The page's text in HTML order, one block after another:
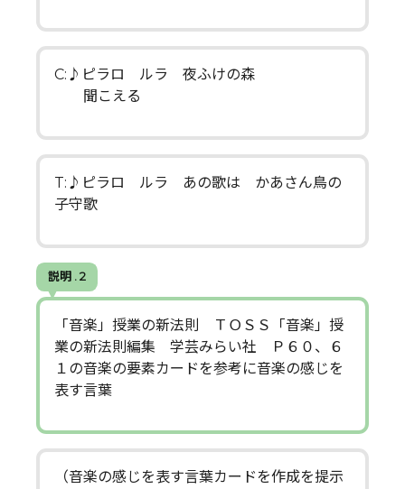
C:♪ピラロ ルラ 夜ふけの森
聞こえる
T:♪ピラロ ルラ あの歌は かあさん鳥の
子守歌
説明 . 2
「音楽」授業の新法則 ＴＯＳＳ「音楽」授
業の新法則編集 学芸みらい社 Ｐ６０、６
１の音楽の要素カードを参考に音楽の感じを
表す言葉
（音楽の感じを表す言葉カードを作成を提示